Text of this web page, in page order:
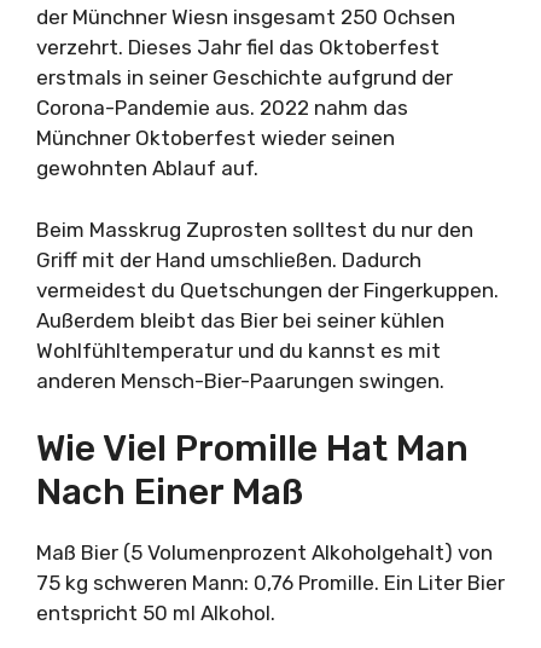
der Münchner Wiesn insgesamt 250 Ochsen
verzehrt. Dieses Jahr fiel das Oktoberfest
erstmals in seiner Geschichte aufgrund der
Corona-Pandemie aus. 2022 nahm das
Münchner Oktoberfest wieder seinen
gewohnten Ablauf auf.
Beim Masskrug Zuprosten solltest du nur den
Griff mit der Hand umschließen. Dadurch
vermeidest du Quetschungen der Fingerkuppen.
Außerdem bleibt das Bier bei seiner kühlen
Wohlfühltemperatur und du kannst es mit
anderen Mensch-Bier-Paarungen swingen.
Wie Viel Promille Hat Man
Nach Einer Maß
Maß Bier (5 Volumenprozent Alkoholgehalt) von
75 kg schweren Mann: 0,76 Promille. Ein Liter Bier
entspricht 50 ml Alkohol.